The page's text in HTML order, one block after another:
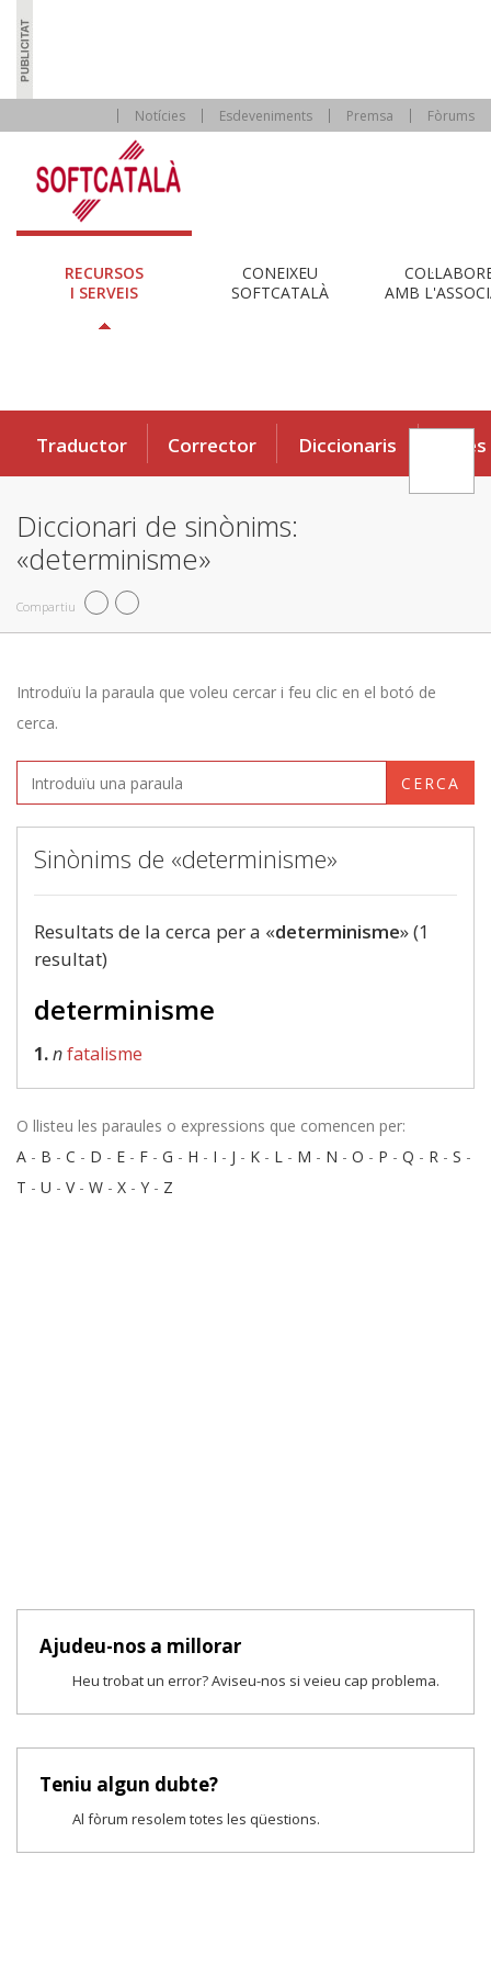
Notícies Esdeveniments Premsa Fòrums
RECURSOS
I SERVEIS
CONEIXEU
SOFTCATALÀ
AMB
Traductor Corrector Diccionaris Eines
Diccionari de sinònims:
«determinisme»
Compartiu
Introduïu la paraula que voleu cercar i feu clic en el botó de
cerca.
CERCA
Sinònims de «determinisme»
Resultats de la cerca per a «determinisme» (1
resultat)
determinisme
1.nfatalisme
O llisteu les paraules o expressions que comencen per:
A - B - C - D - E - F - G - H - I - J - K - L - M - N - O - P - Q - R - S -
T - U - V- W - X - Y - Z
Ajudeu-nos a millorar
Heu trobat un error? Aviseu-nos si veieu cap problema.
Teniu algun dubte?
Al fòrum resolem totes les qüestions.